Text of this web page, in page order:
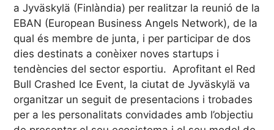
a Jyväskylä (Finlàndia) per realitzar la reunió de la
EBAN (European Business Angels Network), de la
qual és membre de junta, i per participar de dos
dies destinats a conèixer noves startups i
tendències del sector esportiu. Aprofitant el Red
Bull Crashed Ice Event, la ciutat de Jyväskylä va
organitzar un seguit de presentacions i trobades
per a les personalitats convidades amb l’objectiu